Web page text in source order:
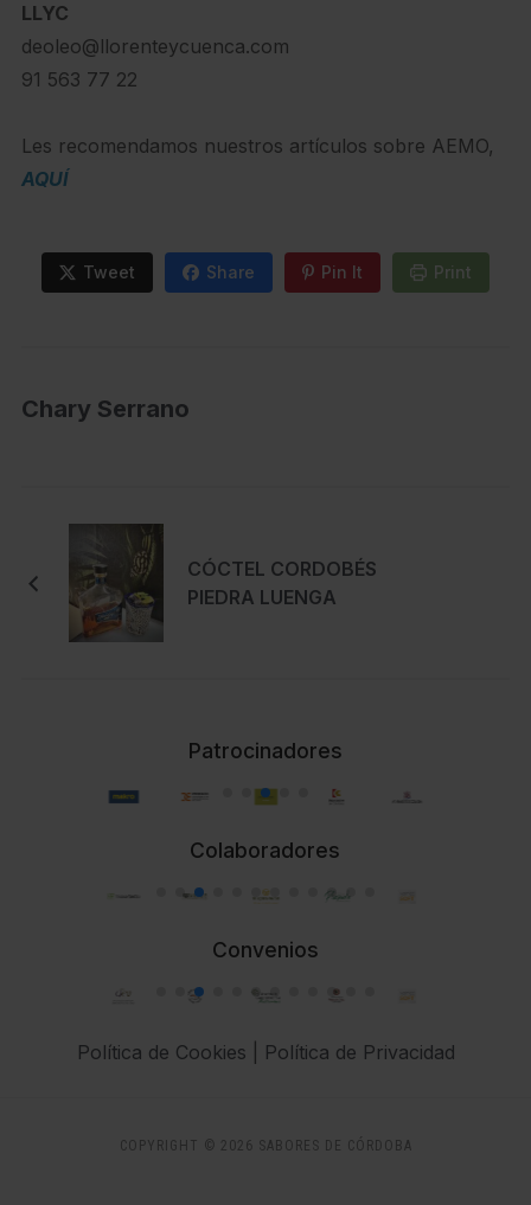
LLYC
deoleo@llorenteycuenca.com
91 563 77 22
Les recomendamos nuestros artículos sobre AEMO,
AQUÍ
Tweet Share Pin It Print
Chary Serrano
CÓCTEL CORDOBÉS
PIEDRA LUENGA
Patrocinadores
Colaboradores
Convenios
Política de Cookies Política de Privacidad
COPYRIGHT © 2026 SABORES DE CÓRDOBA